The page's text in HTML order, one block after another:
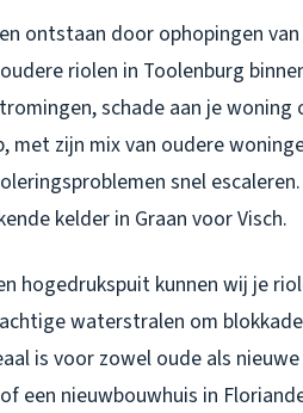
ontstaan door ophopingen
riolen in Toolenburg
schade aan je
met zijn mix van oudere
snel
kelder in Graan voor Visch.
hogedrukspuit kunnen wij je
waterstralen om
is voor zowel oude als
een nieuwbouwhuis in